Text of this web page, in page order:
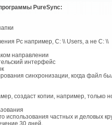
PureSync:
Pc например, C: \\ Users, а не C: \\
направлении
интерфейс
синхронизации, когда файл
создаст копии, например, только
использования частных и деловых
30 дней.